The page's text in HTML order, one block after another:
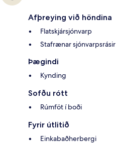
Afþreying við höndina
Flatskjársjónvarp
Stafrænar sjónvarpsrásir
Þægindi
Kynding
Sofðu rótt
Rúmföt í boði
Fyrir útlitið
Einkabaðherbergi